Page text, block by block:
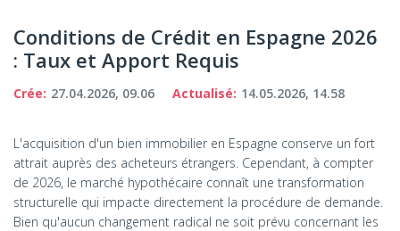
Conditions de Crédit en Espagne 2026
: Taux et Apport Requis
Crée: 27.04.2026, 09.06 Actualisé: 14.05.2026, 14.58
L'acquisition d'un bien immobilier en Espagne conserve un fort
attrait auprès des acheteurs étrangers. Cependant, à compter
de 2026, le marché hypothécaire connaît une transformation
structurelle qui impacte directement la procédure de demande.
Bien qu'aucun changement radical ne soit prévu concernant les